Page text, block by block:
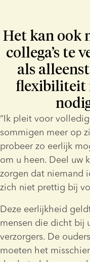
Het kan ook
collega’s te
als
flexibiliteit
“Ik pleit voor
sommigen meer op
probeer zo eerlijk
om u heen. Deel uw
zorgen dat niemand
zich niet prettig bij
Deze eerlijkheid
mensen die dicht bij
verzorgers. De
moeten het